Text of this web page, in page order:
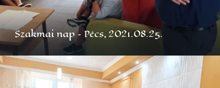
Szakmai nap – Pécs, 2021.08.25.